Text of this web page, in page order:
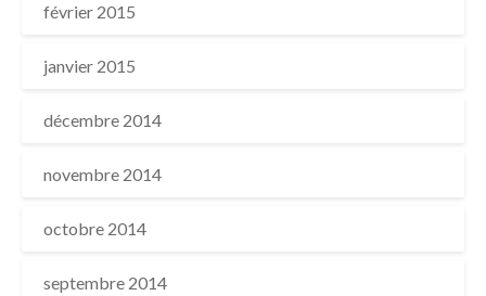
février 2015
janvier 2015
décembre 2014
novembre 2014
octobre 2014
septembre 2014